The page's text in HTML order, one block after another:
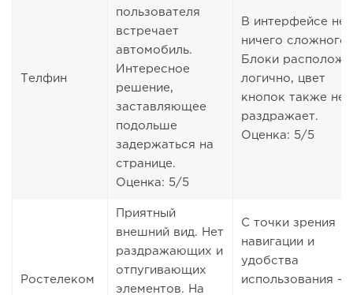
Телфин
пользователя
встречает
автомобиль.
Интересное
решение,
заставляющее
подольше
задержаться на
странице.
Оценка: 5/5
В интерфейсе нет
ничего сложного.
Блоки
логично, цвет
кнопок также не
раздражает.
Оценка: 5/5
Ростелеком
Приятный
внешний вид. Нет
раздражающих и
отпугивающих
элементов. На
С точки зрения
навигации и
удобства
использования —